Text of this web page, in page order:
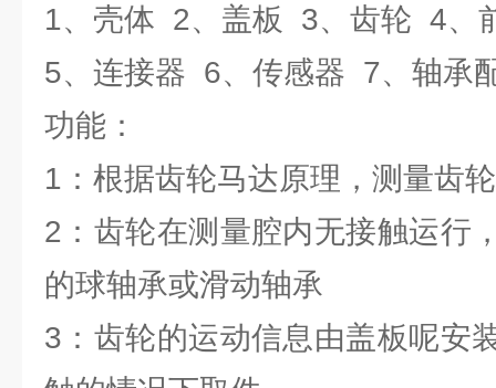
1、壳体 2、盖板 3、齿轮 4、
5、连接器 6、传感器 7、轴承
功能：
1：根据齿轮马达原理，测量齿
2：齿轮在测量腔内无接触运行
的球轴承或滑动轴承
3：齿轮的运动信息由盖板呢安